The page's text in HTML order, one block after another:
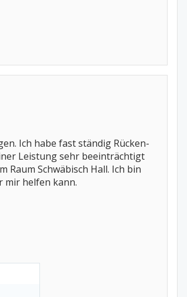
Ich habe fast ständig Rücken-
Leistung sehr beeinträchtigt
Raum Schwäbisch Hall. Ich bin
mir helfen kann.